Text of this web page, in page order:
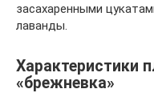
засахаренными
лаванды.
Характеристики
«брежневка»